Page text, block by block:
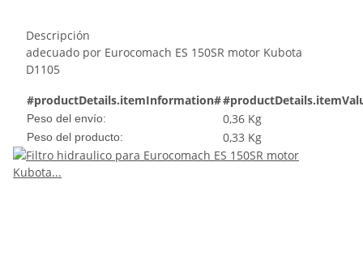
Descripción
adecuado por Eurocomach ES 150SR motor Kubota
D1105
#productDetails.itemInformation#
Peso del envío: 0,36 Kg
Peso del producto: 0,33 Kg